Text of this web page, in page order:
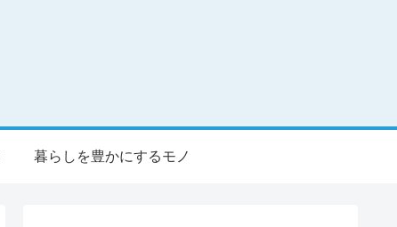
暮らしを豊かにするモノ